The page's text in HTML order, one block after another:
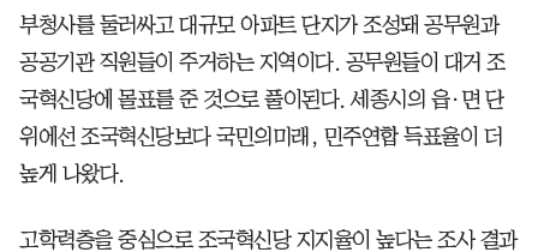
부청사를 둘러싸고 대규모 아파트 단지가 조성돼 공무원과
공공기관 직원들이 주거하는 지역이다. 공무원들이 대거 조
국혁신당에 몰표를 준 것으로 풀이된다. 세종시의 읍·면 단
위에선 조국혁신당보다 국민의미래, 민주연합 득표율이 더
높게 나왔다.
고학력층을 중심으로 조국혁신당 지지율이 높다는 조사 결과